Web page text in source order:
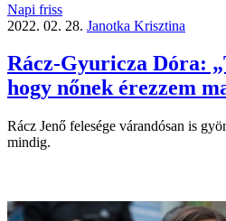
Napi friss
2022. 02. 28. Janotka Krisztina
Rácz-Gyuricza Dóra:
hogy nőnek érezzem
Rácz Jenő felesége várandósan is
mindig.